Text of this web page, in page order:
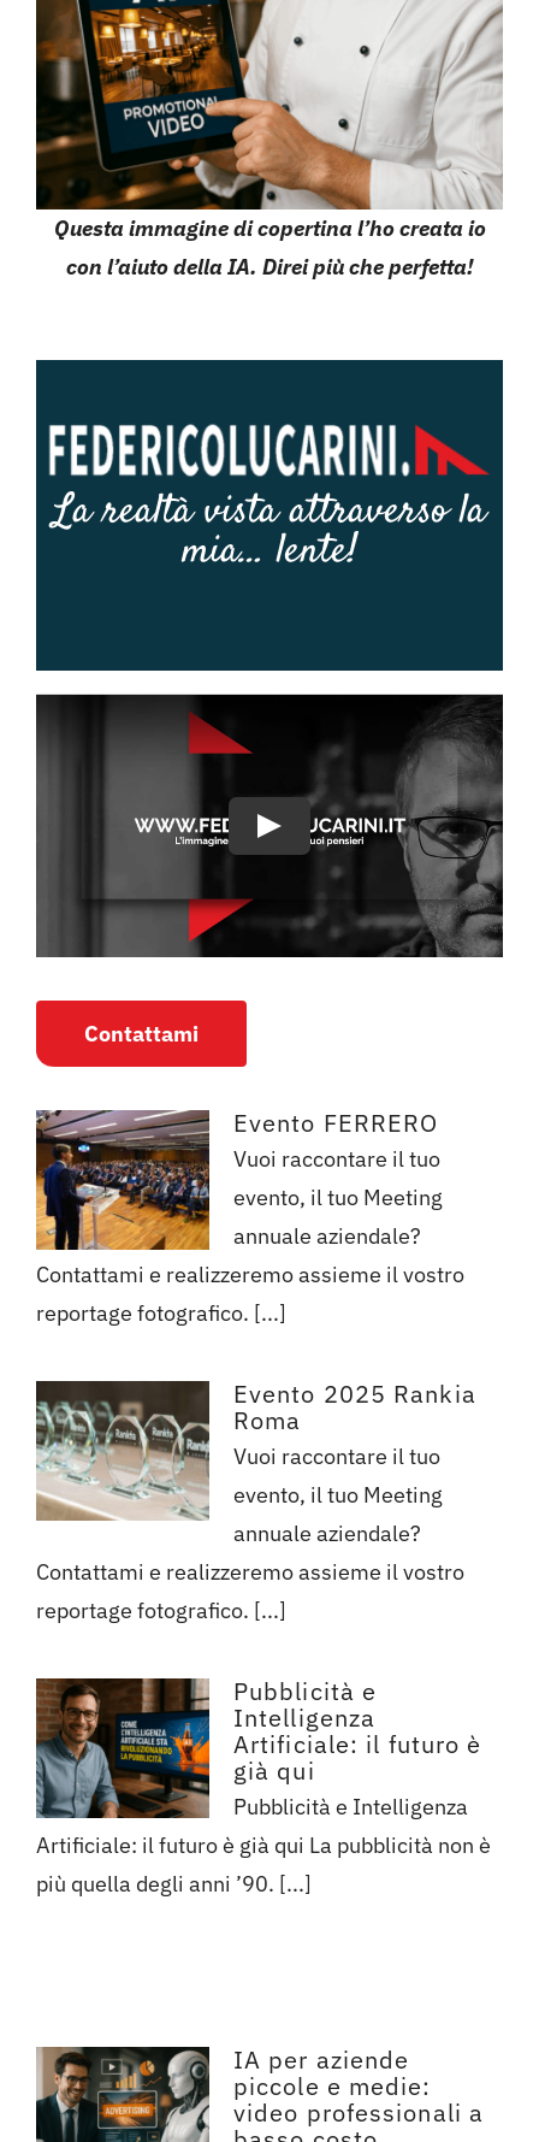
Questa immagine di copertina l’ho creata io
con l’aiuto della IA. Direi più che perfetta!
La realtà vista attraverso la
mia… lente!
Contattami
Evento FERRERO
Vuoi raccontare il tuo
evento, il tuo Meeting
annuale aziendale?
Contattami e realizzeremo assieme il vostro
reportage fotografico. [...]
Evento 2025 Rankia
Roma
Vuoi raccontare il tuo
evento, il tuo Meeting
annuale aziendale?
Contattami e realizzeremo assieme il vostro
reportage fotografico. [...]
Pubblicità e
Intelligenza
Artificiale: il futuro è
già qui
Pubblicità e Intelligenza
Artificiale: il futuro è già qui La pubblicità non è
più quella degli anni ’90. [...]
IA per aziende
piccole e medie:
video professionali a